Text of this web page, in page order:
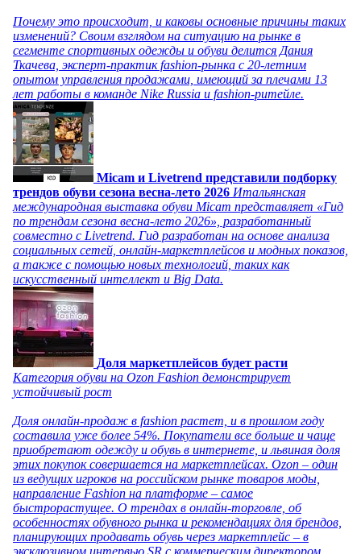
Почему это происходит, и каковы основные причины таких
изменений? Своим взглядом на ситуацию на рынке в
сегменте спортивных одежды и обуви делится Дания
Ткачева, эксперт-практик fashion-рынка с 20-летним
опытом управления продажами, имеющий за плечами 13
лет работы в команде Nike Russia и fashion-ритейле.
Micam и Livetrend представили подборку
трендов обуви сезона весна-лето 2026 Итальянская
международная выставка обуви Micam представляет «Гид
по трендам сезона весна-лето 2026», разработанный
совместно с Livetrend. Гид разработан на основе анализа
социальных сетей, онлайн-маркетплейсов и модных показов,
а также с помощью новых технологий, таких как
искусственный интеллект и Big Data.
Доля маркетплейсов будет расти
Категория обуви на Ozon Fashion демонстрирует
устойчивый рост
Доля онлайн-продаж в fashion растет, и в прошлом году
составила уже более 54%. Покупатели все больше и чаще
приобретают одежду и обувь в интернете, и львиная доля
этих покупок совершается на маркетплейсах. Ozon – один
из ведущих игроков на российском рынке товаров моды,
направление Fashion на платформе – самое
быстрорастущее. О трендах в онлайн-торговле, об
особенностях обувного рынка и рекомендациях для брендов,
планирующих продавать обувь через маркетплейс – в
эксклюзивном интервью SR с коммерческим директором